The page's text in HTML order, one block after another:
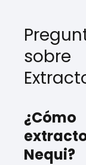
Nequi?